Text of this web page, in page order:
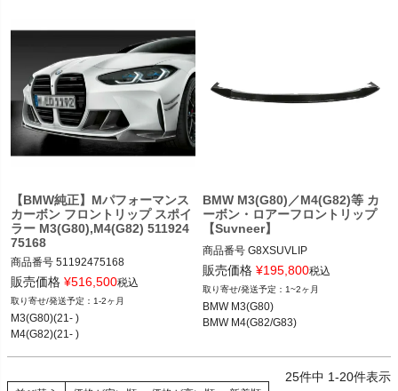
【BMW純正】Mパフォーマンス
カーボン フロントリップ スポイ
ラー M3(G80),M4(G82) 511924
75168
商品番号 51192475168
51192475168
販売価格 ¥516,500税込
1-2ヶ月
M3(G80)(21- )
M4(G82)(21- )
BMW M3(G80)／M4(G82)等 カ
ーボン・ロアーフロントリップ
【Suvneer】
商品番号 G8XSUVLIP
BMW M3(G80) 21-
BMW M4(G82/G83) 21-
販売価格 ¥195,800税込
1~2ヶ月
BMW M3(G80)
BMW M4(G82/G83)
25件中 1-20件表示